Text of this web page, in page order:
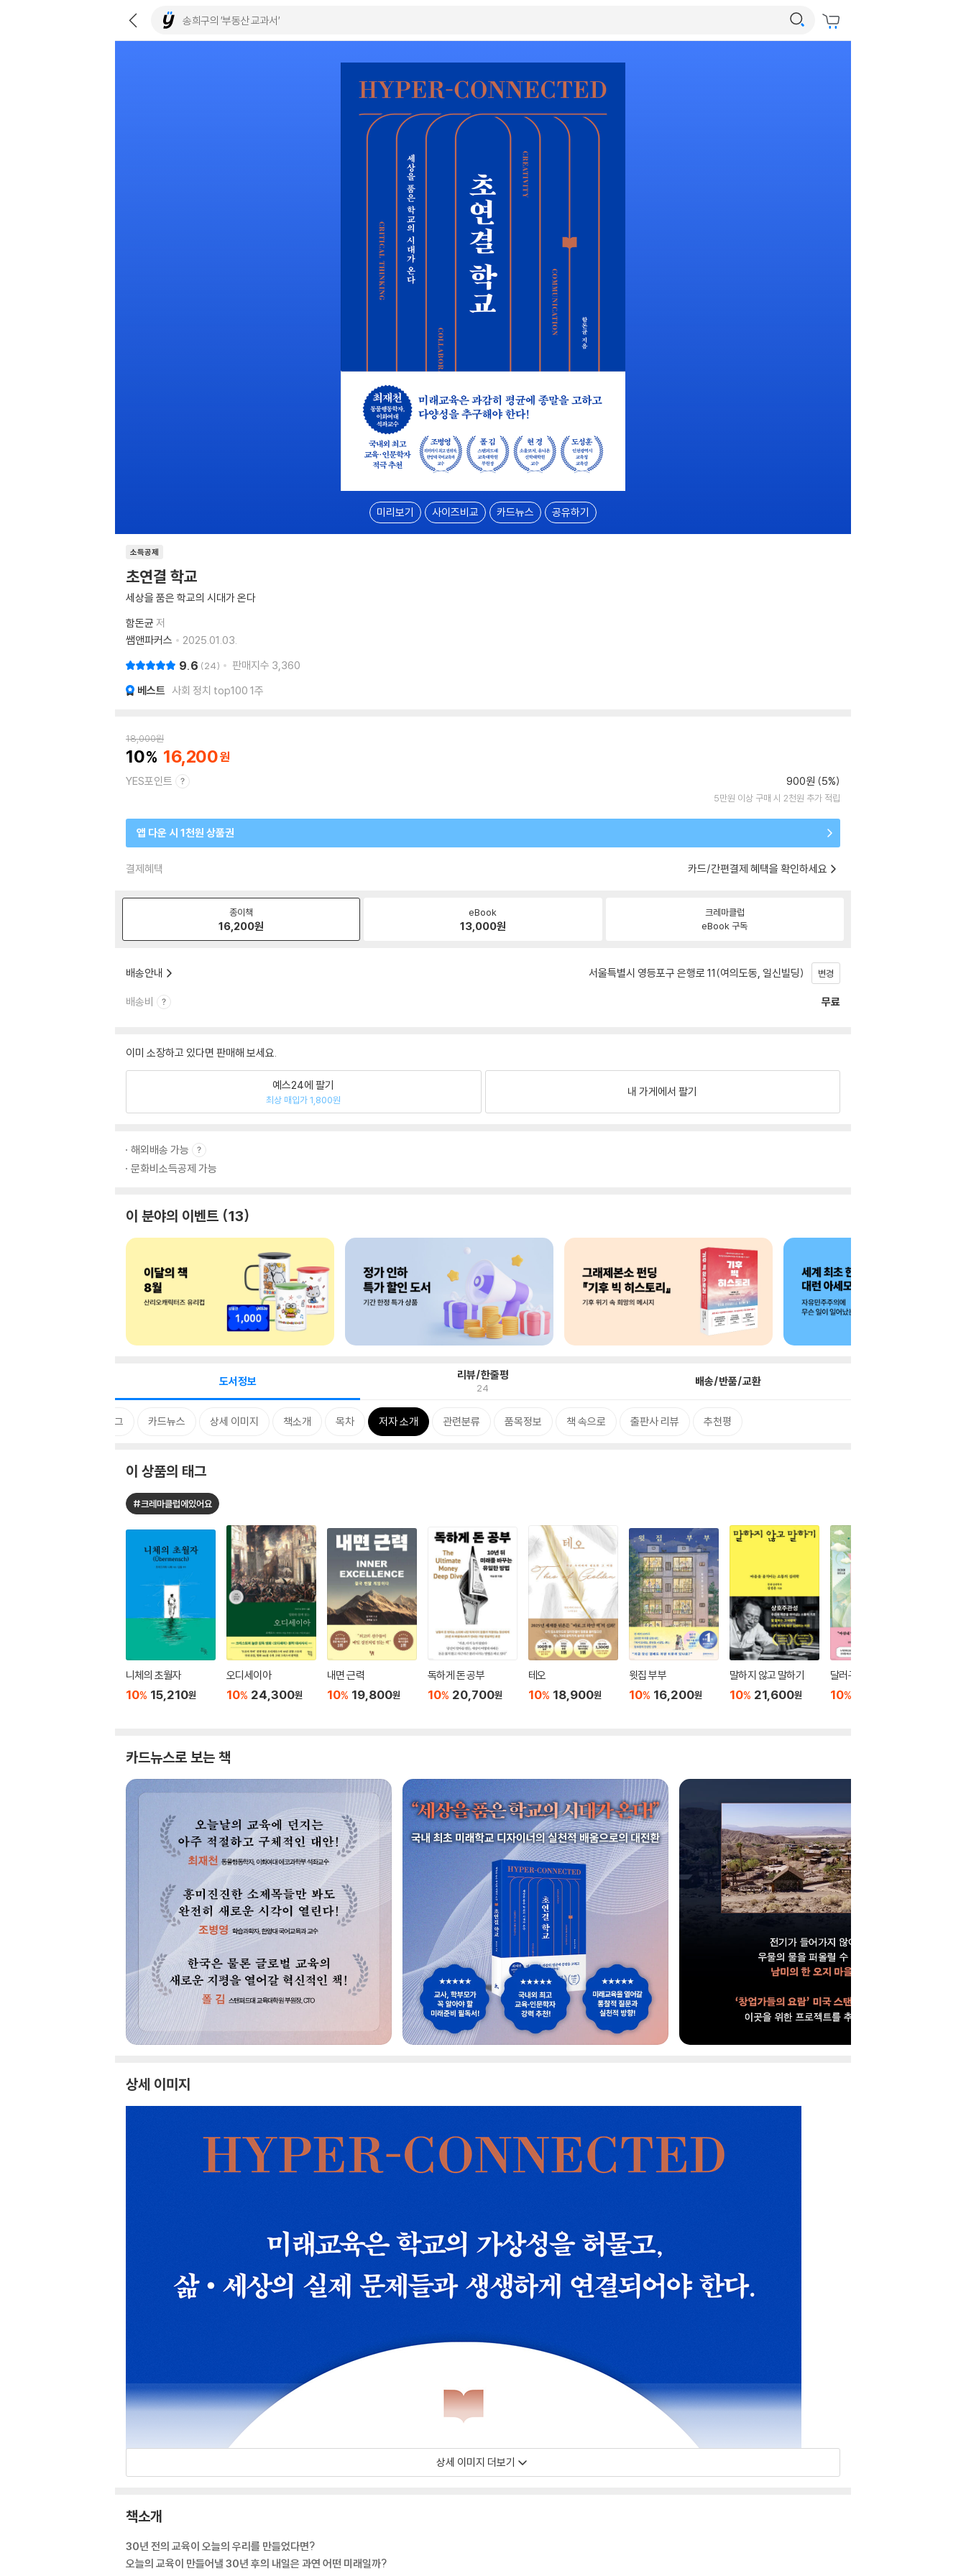
미리보기 사이즈비교 카드뉴스 공유하기
소득공제
초연결 학교
세상을 품은 학교의 시대가 온다
함돈균 저
쌤앤파커스
2025.01.03.
9.6 24 판매지수 3,360
베스트 사회 정치 top100 1주
18,000원
10 16,200
YES포인트 900원 (5%)
5만원 이상 구매 시 2천원 추가 적립
앱 다운 시 1천원 상품권
결제혜택 카드/간편결제 혜택을 확인하세요
종이책
16,200원
eBook
13,000원
크레마클럽
eBook 구독
배송안내 서울특별시 영등포구 은행로 11(여의도동, 일신빌딩) 변경
배송비 무료
이미 소장하고 있다면 판매해 보세요.
예스24에 팔기
최상 매입가 1,800원
내 가게에서 팔기
해외배송 가능
문화비소득공제 가능
이 분야의 이벤트 13
도서정보 리뷰/한줄평
24 배송/반품/교환
태그 카드뉴스 상세 이미지 책소개 목차 저자 소개 관련분류 품목정보 책 속으로 출판사 리뷰 추천평
이 상품의 태그
#크레마클럽에있어요
니체의 초월자
10% 15,210원
오디세이아
10% 24,300원
내면 근력
10% 19,800원
독하게 돈 공부
10% 20,700원
테오
10% 18,900원
윗집 부부
10% 16,200원
말하지 않고 말하기
10% 21,600원
달러구트 꿈 백화점 0
10%
카드뉴스로 보는 책
상세 이미지
상세 이미지 더보기
책소개
30년 전의 교육이 오늘의 우리를 만들었다면?
오늘의 교육이 만들어낼 30년 후의 내일은 과연 어떤 미래일까?